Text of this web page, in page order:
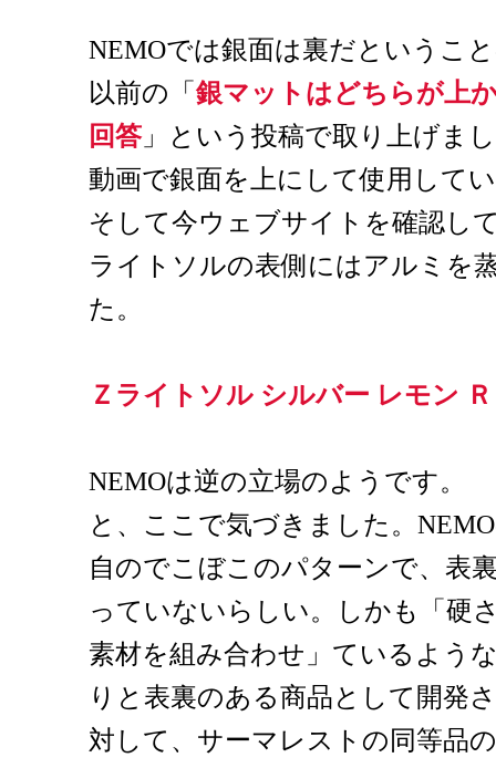
NEMOでは銀面は裏だというこ
以前の「 銀マットはどちらが上
回答」という投稿で取り上げま
動画で銀面を上にして使用して
そして今ウェブサイトを確認し
ライトソルの表側にはアルミを
た。
Ｚライトソル シルバー レモン
NEMOは逆の立場のようです。
と、ここで気づきました。
自のでこぼこのパターンで、表
っていないらしい。しかも「硬
素材を組み合わせ」ているよう
りと表裏のある商品として開発
対して、サーマレストの同等品